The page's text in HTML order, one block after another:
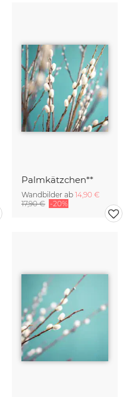
Palmkätzchen**
Wandbilder ab 14,90 €
17,90 € -20%